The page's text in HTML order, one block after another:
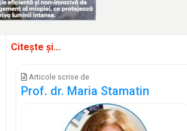
Citește și...
Articole scrise de
Prof. dr. Maria Stamatin